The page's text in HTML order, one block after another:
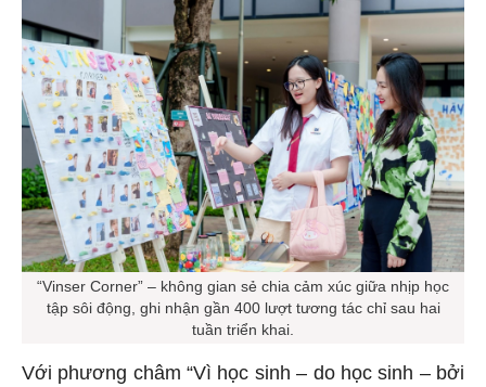
“Vinser Corner” – không gian sẻ chia cảm xúc giữa nhịp học
tập sôi động, ghi nhận gần 400 lượt tương tác chỉ sau hai
tuần triển khai.
Với phương châm “Vì học sinh – do học sinh – bởi